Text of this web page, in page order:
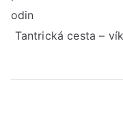
příspěvek
odin
Tantrická cesta –